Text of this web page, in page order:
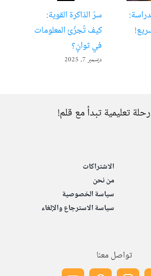
سرّ الذاكرة القوية:
كيف تُجزّئ المعلومات
في ثوانٍ؟
ديسمبر 7, 2025
تعليمية تبدأ مع قلم!
الاشتراكات
من نحن
سياسة الخصوصية
سياسة الاسترجاع والإلغاء
تواصل معنا